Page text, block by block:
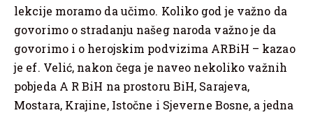
lekcije moramo da učimo. Koliko god je važno da
govorimo o stradanju našeg naroda važno je da
govorimo i o herojskim podvizima ARBiH – kazao
je ef. Velić, nakon čega je naveo nekoliko važnih
pobjeda A R BiH na prostoru BiH, Sarajeva,
Mostara, Krajine, Istočne i Sjeverne Bosne, a jedna